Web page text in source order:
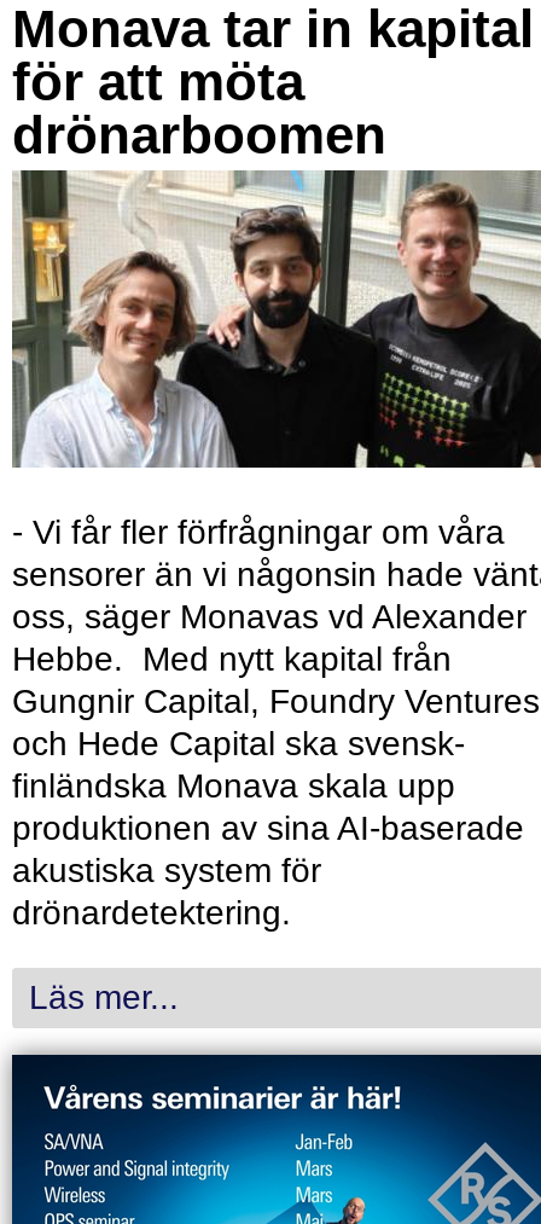
Monava tar in kapital
för att möta
drönarboomen
- Vi får fler förfrågningar om våra
sensorer än vi någonsin hade
oss, säger Monavas vd Alexander
Hebbe. Med nytt kapital från
Gungnir Capital, Foundry Ventures
och Hede Capital ska svensk-
finländska Monava skala upp
produktionen av sina AI-baserade
akustiska system för
drönardetektering.
Läs mer...